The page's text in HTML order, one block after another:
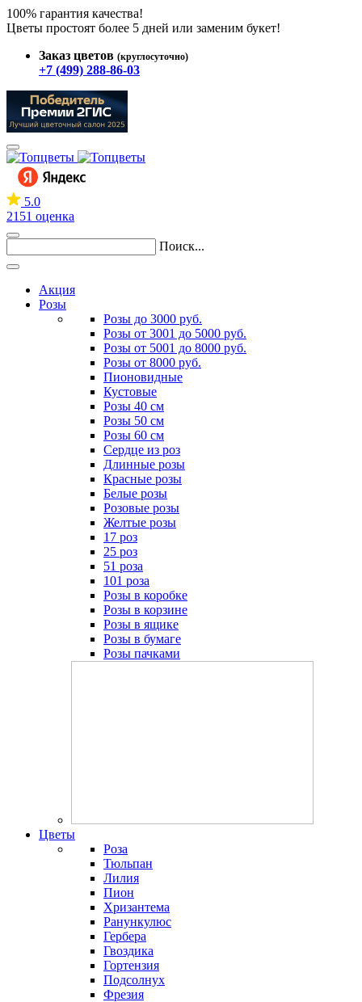
100% гарантия качества!
Цветы простоят более 5 дней или заменим букет!
Заказ цветов (круглосуточно)
+7 (499) 288-86-03
5.0
2151 оценка
Поиск...
Акция
Розы
Розы до 3000 руб.
Розы от 3001 до 5000 руб.
Розы от 5001 до 8000 руб.
Розы от 8000 руб.
Пионовидные
Кустовые
Розы 40 см
Розы 50 см
Розы 60 см
Сердце из роз
Длинные розы
Красные розы
Белые розы
Розовые розы
Желтые розы
17 роз
25 роз
51 роза
101 роза
Розы в коробке
Розы в корзине
Розы в ящике
Розы в бумаге
Розы пачками
Цветы
Роза
Тюльпан
Лилия
Пион
Хризантема
Ранункулюс
Гербера
Гвоздика
Гортензия
Подсолнух
Фрезия